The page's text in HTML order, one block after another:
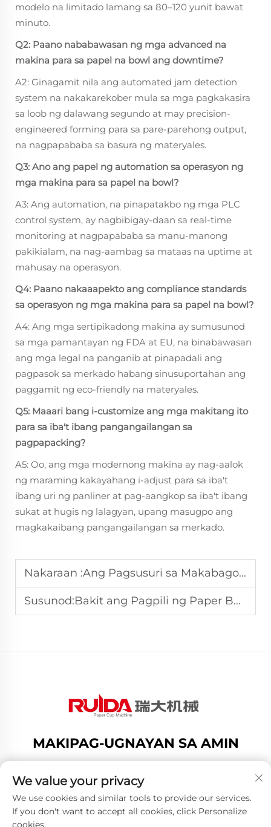
modelo na limitado lamang sa 80–120 yunit bawat
minuto.
Q2: Paano nababawasan ng mga advanced na
makina para sa papel na bowl ang downtime?
A2: Ginagamit nila ang automated jam detection
system na nakakarekober mula sa mga pagkakasira
sa loob ng dalawang segundo at may precision-
engineered forming para sa pare-parehong output,
na nagpapababa sa basura ng materyales.
Q3: Ano ang papel ng automation sa operasyon ng
mga makina para sa papel na bowl?
A3: Ang automation, na pinapatakbo ng mga PLC
control system, ay nagbibigay-daan sa real-time
monitoring at nagpapababa sa manu-manong
pakikialam, na nag-aambag sa mataas na uptime at
mahusay na operasyon.
Q4: Paano nakaaapekto ang compliance standards
sa operasyon ng mga makina para sa papel na bowl?
A4: Ang mga sertipikadong makina ay sumusunod
sa mga pamantayan ng FDA at EU, na binabawasan
ang mga legal na panganib at pinapadali ang
pagpasok sa merkado habang sinusuportahan ang
paggamit ng eco-friendly na materyales.
Q5: Maaari bang i-customize ang mga makitang ito
para sa iba't ibang pangangailangan sa
pagpapacking?
A5: Oo, ang mga modernong makina ay nag-aalok
ng maraming kakayahang i-adjust para sa iba't
ibang uri ng panliner at pag-aangkop sa iba't ibang
sukat at hugis ng lalagyan, upang masugpo ang
magkakaibang pangangailangan sa merkado.
Nakaraan :Ang Pagsusuri sa Makabagong Teknolohiya sa Likod ng Modernong Paper Cup Machine
Susunod:Bakit ang Pagpili ng Paper Bowl Machine ay Nagpapataas sa Kahusayan ng Produksyon
MAKIPAG-UGNAYAN SA AMIN
zone,ru ian city,zhejiang provice,china
Telepono:+8619883750216
E-mail:[email protected]
We value your privacy
We use cookies and similar tools to provide our services.
If you don't want to accept all cookies, click Personalize
cookies.